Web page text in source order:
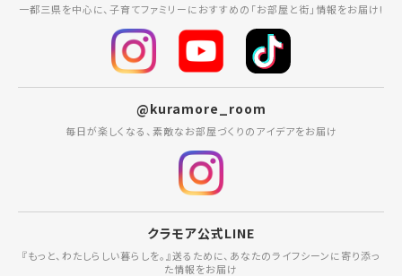
一都三県を中心に、子育てファミリーにおすすめの「お部屋と街」情報をお届け!
@kuramore_room
毎日が楽しくなる、素敵なお部屋づくりのアイデアをお届け
クラモア公式LINE
『もっと、わたしらしい暮らしを。』送るために、あなたのライフシーンに寄り添っ
た情報をお届け